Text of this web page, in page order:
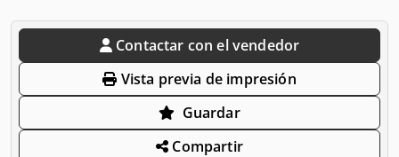
Contactar con el vendedor
Vista previa de impresión
Guardar
Compartir